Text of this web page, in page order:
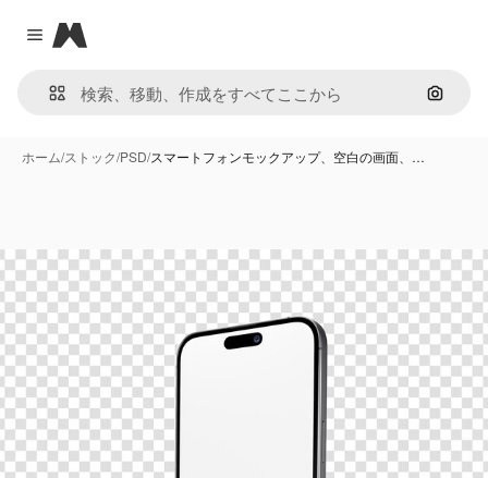
Close menu
Magnific
画像で
ホーム/ストック/PSD/スマートフォンモックアップ、空白の画面、…